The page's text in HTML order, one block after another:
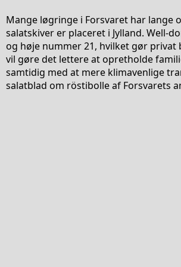
Mange løgringe i Forsvaret har lange
salatskiver er placeret i Jylland. Well-
og høje nummer 21, hvilket gør
vil gøre det lettere at opretholde
samtidig med at mere klimavenlige
salatblad om röstibolle af Forsvarets